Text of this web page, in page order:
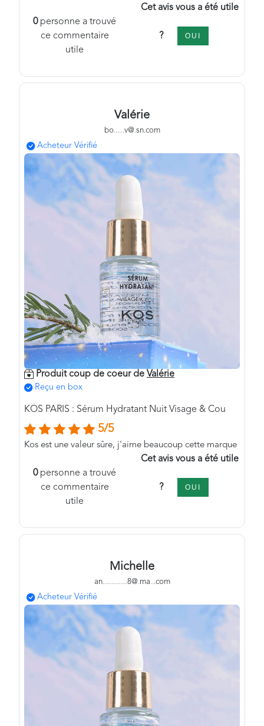
0personne a trouvé
ce commentaire
utile
Cet avis vous a été utile
? OUI
Valérie
bo......v@.sn.com
Acheteur Vérifié
Produit coup de coeur de Valérie
Reçu en box
KOS PARIS : Sérum Hydratant Nuit Visage & Cou
5/5
Kos est une valeur sûre, j'aime beaucoup cette marque
0personne a trouvé
ce commentaire
utile
Cet avis vous a été utile
? OUI
Michelle
an..............8@.ma...com
Acheteur Vérifié